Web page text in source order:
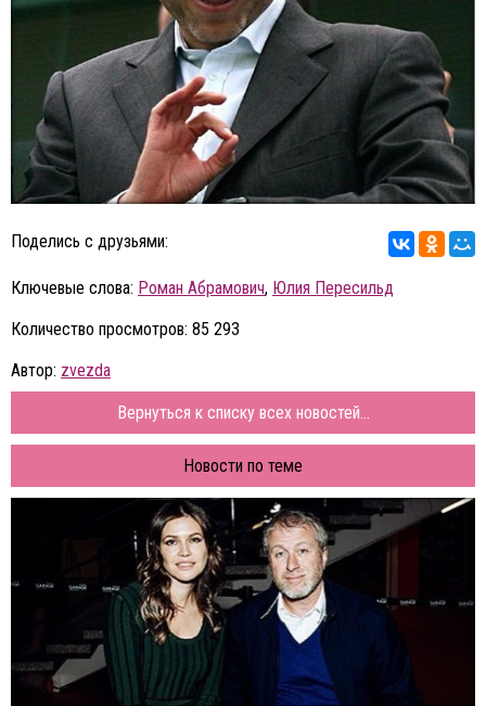
Поделись с друзьями:
Ключевые слова: Роман Абрамович, Юлия Пересильд
Количество просмотров: 85 293
Автор: zvezda
Вернуться к списку всех новостей...
Новости по теме